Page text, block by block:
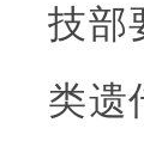
技部
类遗